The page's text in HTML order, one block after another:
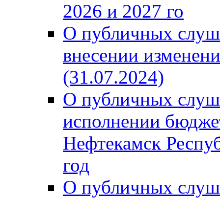
2026 и 2027 го
О публичных
внесении
(31.07.2024)
О публичных
исполнении
Нефтекамск
год
О публичных